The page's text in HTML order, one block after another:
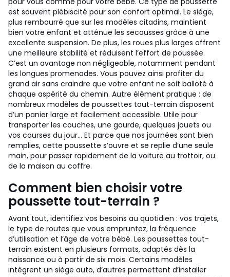
est souvent plébiscité pour son confort optimal. Le siège,
plus rembourré que sur les modèles citadins, maintient
bien votre enfant et atténue les secousses grâce à une
excellente suspension. De plus, les roues plus larges offrent
une meilleure stabilité et réduisent l’effort de poussée.
C’est un avantage non négligeable, notamment pendant
les longues promenades. Vous pouvez ainsi profiter du
grand air sans craindre que votre enfant ne soit balloté à
chaque aspérité du chemin. Autre élément pratique : de
nombreux modèles de poussettes tout-terrain disposent
d’un panier large et facilement accessible. Utile pour
transporter les couches, une gourde, quelques jouets ou
vos courses du jour… Et parce que nos journées sont bien
remplies, cette poussette s’ouvre et se replie d’une seule
main, pour passer rapidement de la voiture au trottoir, ou
de la maison au coffre.
Comment bien choisir votre
poussette tout-terrain ?
Avant tout, identifiez vos besoins au quotidien : vos trajets,
le type de routes que vous empruntez, la fréquence
d’utilisation et l’âge de votre bébé. Les poussettes tout-
terrain existent en plusieurs formats, adaptés dès la
naissance ou à partir de six mois. Certains modèles
intègrent un siège auto, d’autres permettent d’installer